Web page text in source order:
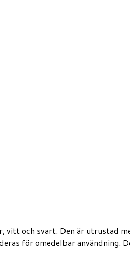
vitt och svart. Den är utrustad
för omedelbar användning.